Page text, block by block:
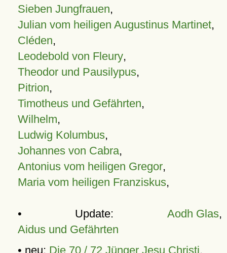
Sieben Jungfrauen,
Julian vom heiligen Augustinus Martinet,
Cléden,
Leodebold von Fleury,
Theodor und Pausilypus,
Pitrion,
Timotheus und Gefährten,
Wilhelm,
Ludwig Kolumbus,
Johannes von Cabra,
Antonius vom heiligen Gregor,
Maria vom heiligen Franziskus,
• Update: Aodh Glas,
Aidus und Gefährten
• neu: Die 70 / 72 Jünger Jesu Christi,